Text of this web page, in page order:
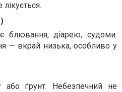
блювання, діарею, судоми.
— вкрай низька, особливо у
або ґрунт. Небезпечний не